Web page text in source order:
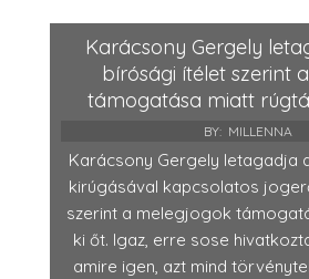
Karácsony Gergely
bírósági ítélet szerint
támogatása miatt
BY: MILLENNA
Karácsony Gergely letagadja
kirúgásával kapcsolatos
szerint a melegjogok
ki őt. Igaz, erre sose
amire igen, azt mind